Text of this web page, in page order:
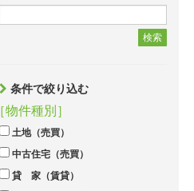
検索
条件で絞り込む
［物件種別］
土地（売買）
中古住宅（売買）
貸 家（賃貸）